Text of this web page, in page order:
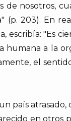
nosotros,
203). En
escribía: "Es
a la
el
país
en otros